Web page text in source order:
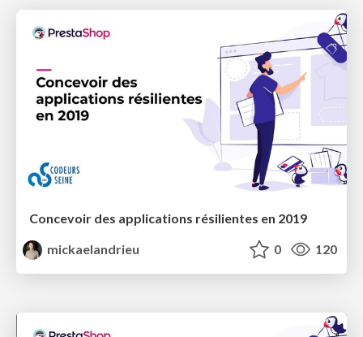
Concevoir des applications résilientes en 2019
mickaelandrieu
0 120